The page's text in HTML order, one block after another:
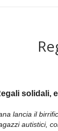
solidali,
lancia il
autistici,